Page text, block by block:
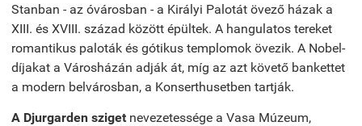
Stanban - az óvárosban - a Királyi Palotát övező házak a
XIII. és XVIII. század között épültek. A hangulatos tereket
romantikus paloták és gótikus templomok övezik. A Nobel-
díjakat a Városházán adják át, míg az azt követő bankettet
a modern belvárosban, a Konserthusetben tartják.
A Djurgarden sziget nevezetessége a Vasa Múzeum,